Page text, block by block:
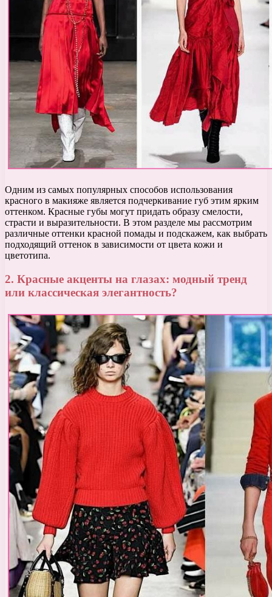
Одним из самых популярных способов использования
красного в макияже является подчеркивание губ этим ярким
оттенком. Красные губы могут придать образу смелости,
страсти и выразительности. В этом разделе мы рассмотрим
различные оттенки красной помады и подскажем, как выбрать
подходящий оттенок в зависимости от цвета кожи и
цветотипа.
2. Красные акценты на глазах: модный тренд
или классическая элегантность?